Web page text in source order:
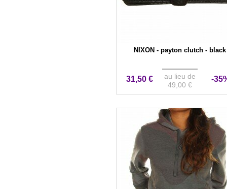
NIXON - payton clutch - black
31,50 €
au lieu de
49,00 €
-